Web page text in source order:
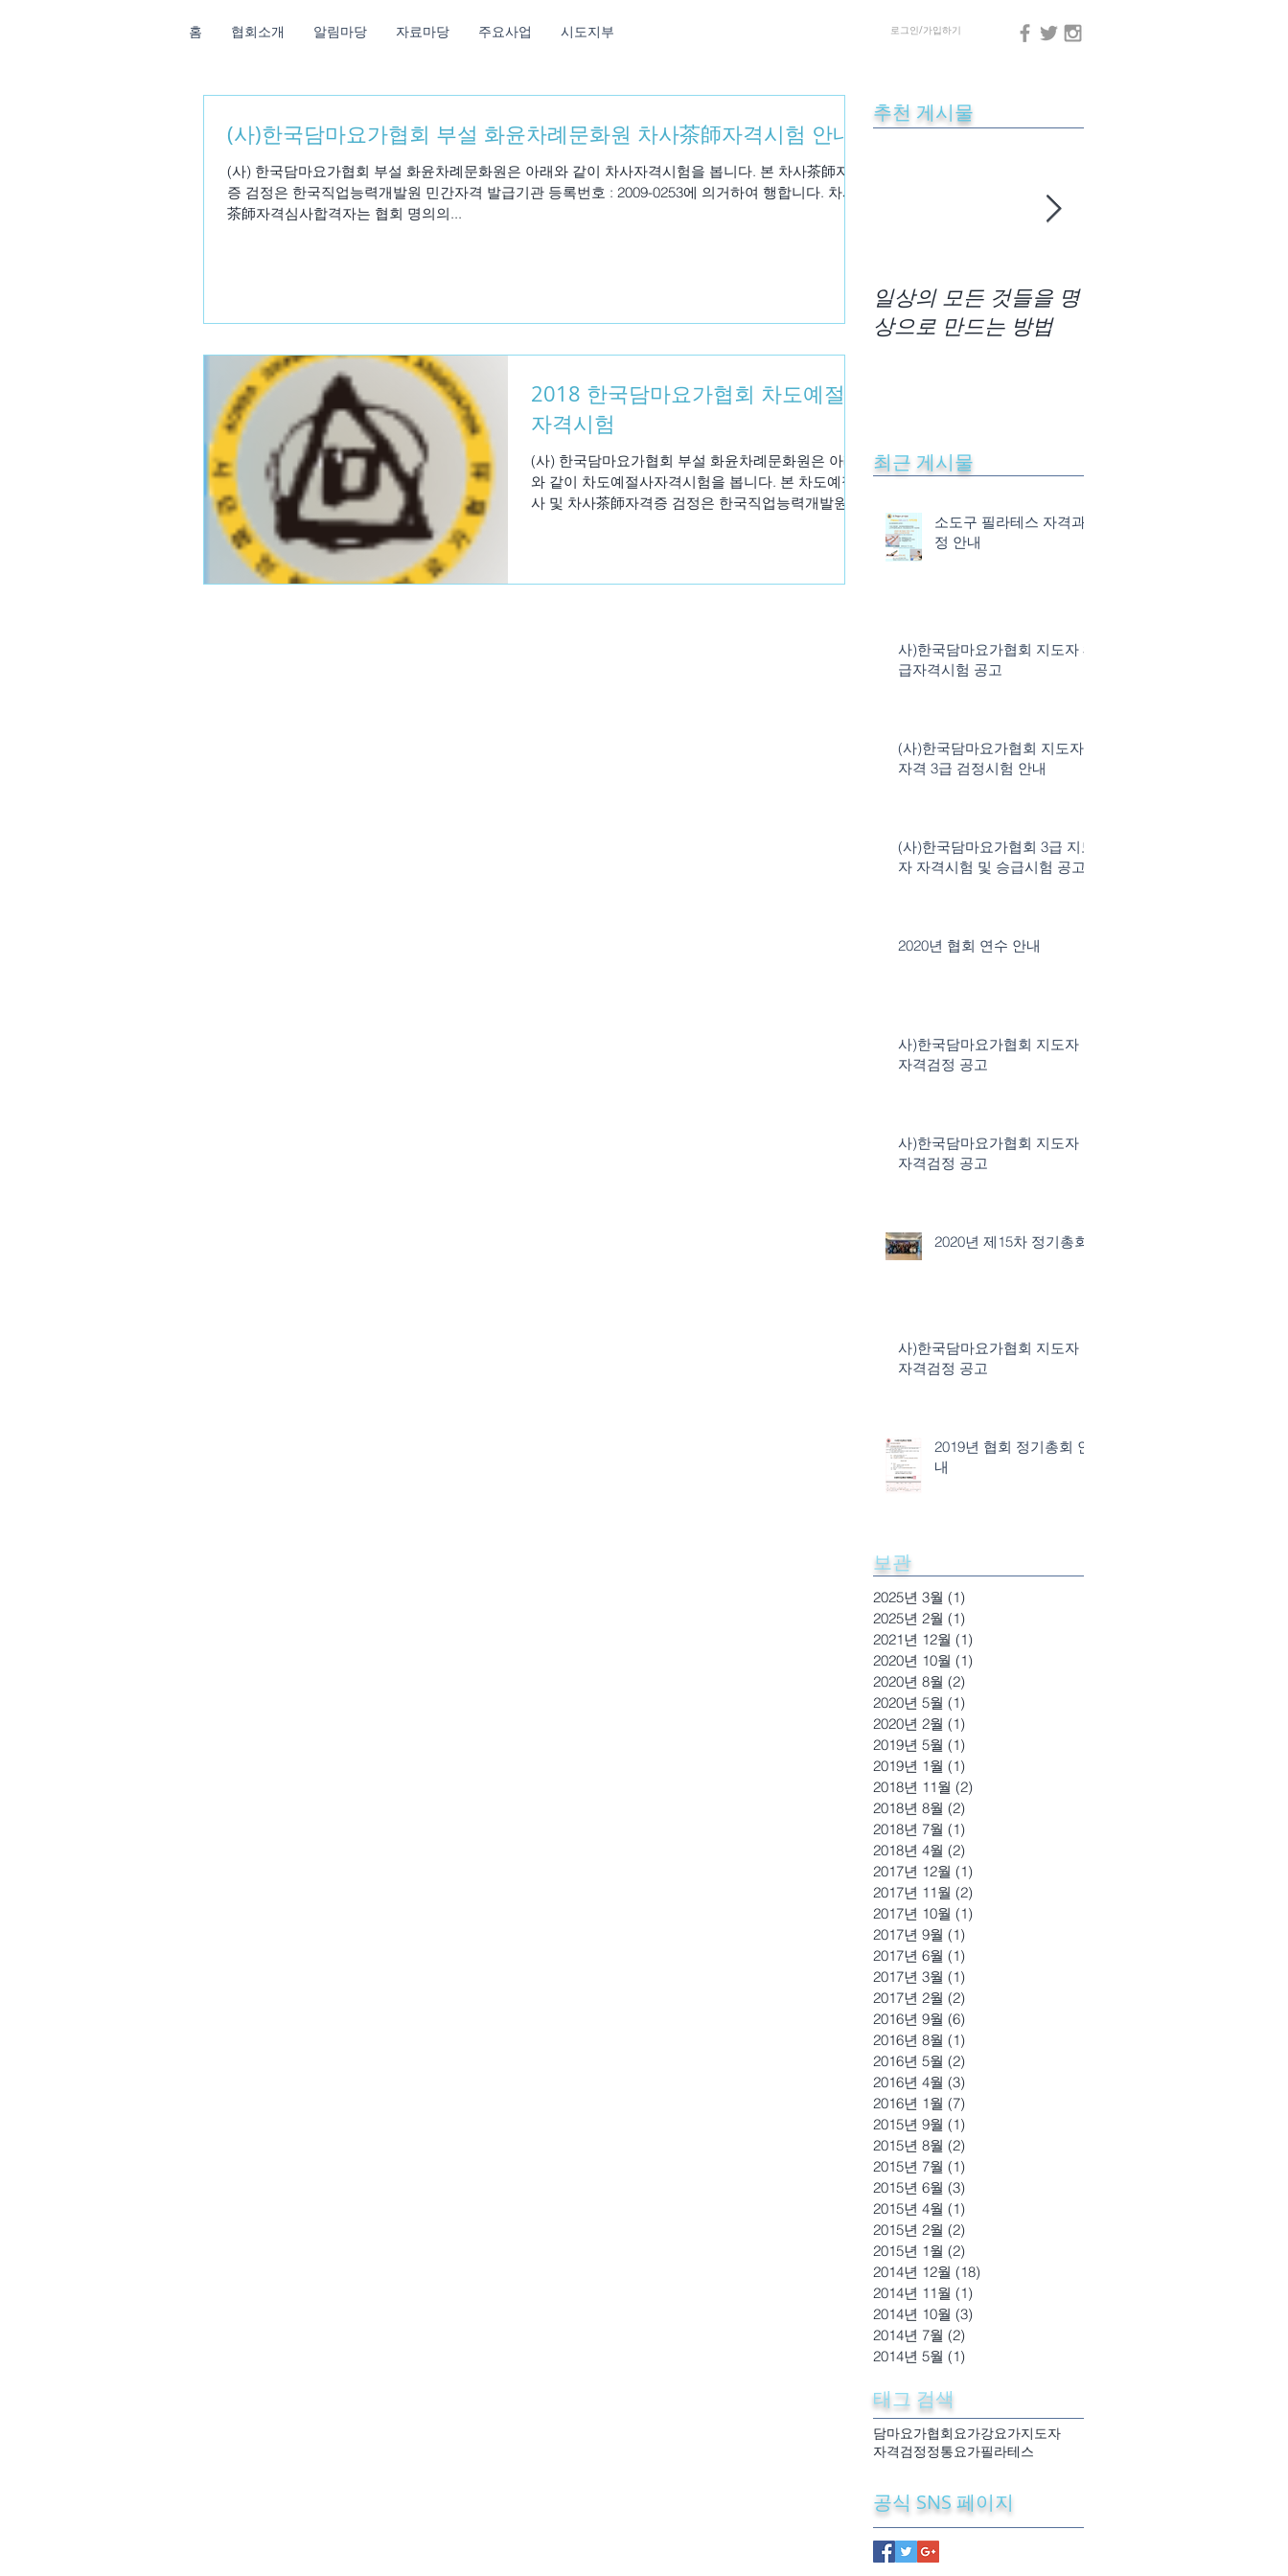
홈 협회소개 알림마당 자료마당 주요사업 시도지부 로그인/가입하기
(사)한국담마요가협회 부설 화윤차례문화원 차사茶師자격시험 안내
(사) 한국담마요가협회 부설 화윤차례문화원은 아래와 같이 차사자격시험을 봅니다. 본 차사茶師자격
증 검정은 한국직업능력개발원 민간자격 발급기관 등록번호 : 2009-0253에 의거하여 행합니다. 차사
茶師자격심사합격자는 협회 명의의...
2018 한국담마요가협회 차도예절사
자격시험
(사) 한국담마요가협회 부설 화윤차례문화원은 아래
와 같이 차도예절사자격시험을 봅니다. 본 차도예절
사 및 차사茶師자격증 검정은 한국직업능력개발원 민
추천 게시물
일상의 모든 것들을 명
상으로 만드는 방법
최근 게시물
소도구 필라테스 자격과
정 안내
사)한국담마요가협회 지도자 3
급자격시험 공고
(사)한국담마요가협회 지도자
자격 3급 검정시험 안내
(사)한국담마요가협회 3급 지도
자 자격시험 및 승급시험 공고
2020년 협회 연수 안내
사)한국담마요가협회 지도자
자격검정 공고
사)한국담마요가협회 지도자
자격검정 공고
2020년 제15차 정기총회
사)한국담마요가협회 지도자
자격검정 공고
2019년 협회 정기총회 안
내
보관
2025년 3월 (1)
2025년 2월 (1)
2021년 12월 (1)
2020년 10월 (1)
2020년 8월 (2)
2020년 5월 (1)
2020년 2월 (1)
2019년 5월 (1)
2019년 1월 (1)
2018년 11월 (2)
2018년 8월 (2)
2018년 7월 (1)
2018년 4월 (2)
2017년 12월 (1)
2017년 11월 (2)
2017년 10월 (1)
2017년 9월 (1)
2017년 6월 (1)
2017년 3월 (1)
2017년 2월 (2)
2016년 9월 (6)
2016년 8월 (1)
2016년 5월 (2)
2016년 4월 (3)
2016년 1월 (7)
2015년 9월 (1)
2015년 8월 (2)
2015년 7월 (1)
2015년 6월 (3)
2015년 4월 (1)
2015년 2월 (2)
2015년 1월 (2)
2014년 12월 (18)
2014년 11월 (1)
2014년 10월 (3)
2014년 7월 (2)
2014년 5월 (1)
태그 검색
담마요가협회요가강요가지도자
자격검정정통요가필라테스
공식 SNS 페이지